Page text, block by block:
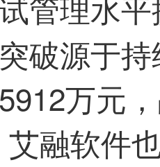
破源于
万元
艾融软件